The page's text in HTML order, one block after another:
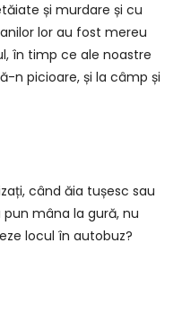
și murdare și cu
lor au fost mereu
în timp ce ale noastre
n picioare, și la câmp și
când ăia tușesc sau
mâna la gură, nu
locul în autobuz?